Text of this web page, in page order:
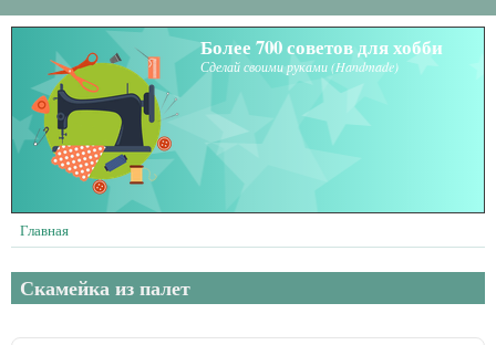
Перейти к основному содержанию
Более 700 советов для хобби
Сделай своими руками (Handmade)
Главная
Скамейка из палет